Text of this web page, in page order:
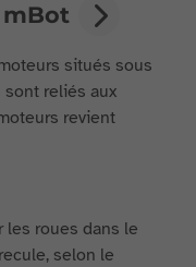
mBot
situés sous
sont reliés aux
revient
roues dans le
selon le